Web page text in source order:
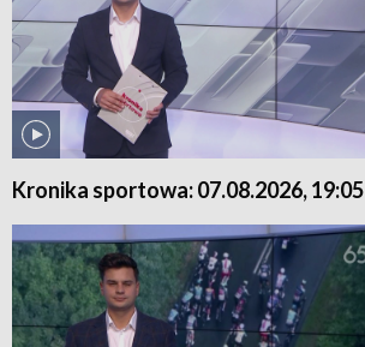
Kronika sportowa: 07.08.2026, 19:05